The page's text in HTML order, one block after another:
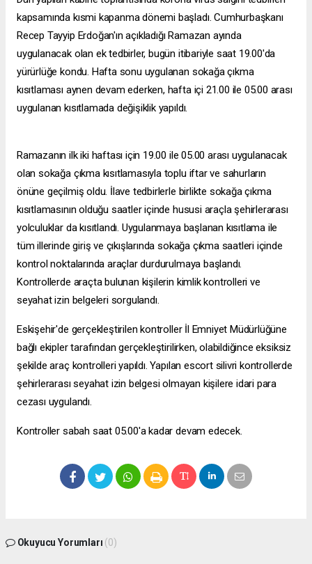
kapsamında kısmi kapanma dönemi başladı. Cumhurbaşkanı
Recep Tayyip Erdoğan'ın açıkladığı Ramazan ayında
uygulanacak olan ek tedbirler, bugün itibariyle saat 19.00'da
yürürlüğe kondu. Hafta sonu uygulanan sokağa çıkma
kısıtlaması aynen devam ederken, hafta içi 21.00 ile 05.00 arası
uygulanan kısıtlamada değişiklik yapıldı.
Ramazanın ilk iki haftası için 19.00 ile 05.00 arası uygulanacak
olan sokağa çıkma kısıtlamasıyla toplu iftar ve sahurların
önüne geçilmiş oldu. İlave tedbirlerle birlikte sokağa çıkma
kısıtlamasının olduğu saatler içinde hususi araçla şehirlerarası
yolculuklar da kısıtlandı. Uygulanmaya başlanan kısıtlama ile
tüm illerinde giriş ve çıkışlarında sokağa çıkma saatleri içinde
kontrol noktalarında araçlar durdurulmaya başlandı.
Kontrollerde araçta bulunan kişilerin kimlik kontrolleri ve
seyahat izin belgeleri sorgulandı.
Eskişehir'de gerçekleştirilen kontroller İl Emniyet Müdürlüğüne
bağlı ekipler tarafından gerçekleştirilirken, olabildiğince eksiksiz
şekilde araç kontrolleri yapıldı. Yapılan escort silivri kontrollerde
şehirlerarası seyahat izin belgesi olmayan kişilere idari para
cezası uygulandı.
Kontroller sabah saat 05.00'a kadar devam edecek.
Okuyucu Yorumları (0)